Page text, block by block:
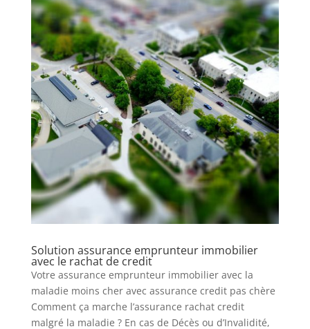
Solution assurance emprunteur immobilier
avec le rachat de credit
Votre assurance emprunteur immobilier avec la
maladie moins cher avec assurance credit pas chère
Comment ça marche l’assurance rachat credit
malgré la maladie ? En cas de Décès ou d’Invalidité,